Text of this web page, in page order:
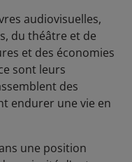
audiovisuelles,
du théâtre et de
et des économies
sont leurs
des
endurer une vie en
une position